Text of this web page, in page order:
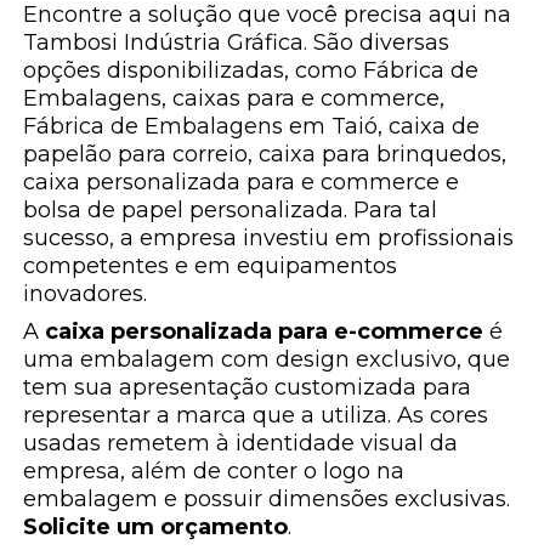
Encontre a solução que você precisa aqui na
Tambosi Indústria Gráfica. São diversas
opções disponibilizadas, como Fábrica de
Embalagens, caixas para e commerce,
Fábrica de Embalagens em Taió, caixa de
papelão para correio, caixa para brinquedos,
caixa personalizada para e commerce e
bolsa de papel personalizada. Para tal
sucesso, a empresa investiu em profissionais
competentes e em equipamentos
inovadores.
A caixa personalizada para e-commerce é
uma embalagem com design exclusivo, que
tem sua apresentação customizada para
representar a marca que a utiliza. As cores
usadas remetem à identidade visual da
empresa, além de conter o logo na
embalagem e possuir dimensões exclusivas.
Solicite um orçamento.